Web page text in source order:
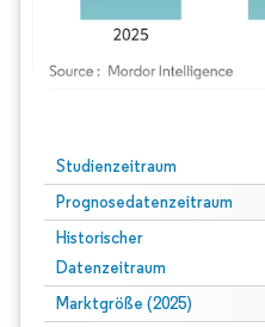
Studienzeitraum
Prognosedatenzeitraum
Historischer
Datenzeitraum
Marktgröße (2025)